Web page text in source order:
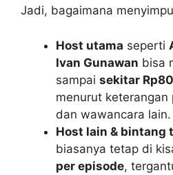
Jadi, bagaimana
Host utama seperti
Ivan Gunawan bisa
sampai sekitar
menurut
dan wawancara lain.
Host lain & bintang
biasanya tetap di
per episode,